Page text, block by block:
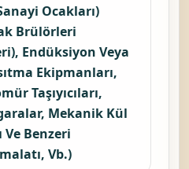
Ocakları)
Brülörleri
Endüksiyon Veya
Ekipmanları,
Taşıyıcıları,
Mekanik Kül
Ve Benzeri
Vb.)